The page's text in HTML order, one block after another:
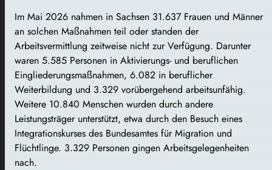
Im Mai 2026 nahmen in Sachsen 31.637 Frauen und Männer
an solchen Maßnahmen teil oder standen der
Arbeitsvermittlung zeitweise nicht zur Verfügung. Darunter
waren 5.585 Personen in Aktivierungs- und beruflichen
Eingliederungsmaßnahmen, 6.082 in beruflicher
Weiterbildung und 3.329 vorübergehend arbeitsunfähig.
Weitere 10.840 Menschen wurden durch andere
Leistungsträger unterstützt, etwa durch den Besuch eines
Integrationskurses des Bundesamtes für Migration und
Flüchtlinge. 3.329 Personen gingen Arbeitsgelegenheiten
nach.